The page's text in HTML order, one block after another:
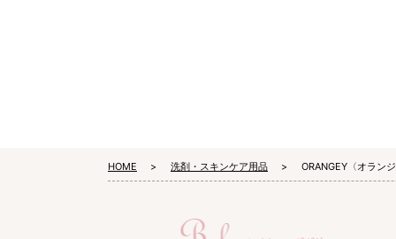
HOME 洗剤・スキンケア用品 ORANGEY〈オラン